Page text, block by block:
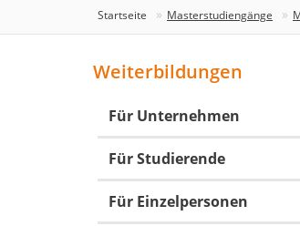
Startseite Masterstudiengänge
Weiterbildungen
Für Unternehmen
Für Studierende
Für Einzelpersonen